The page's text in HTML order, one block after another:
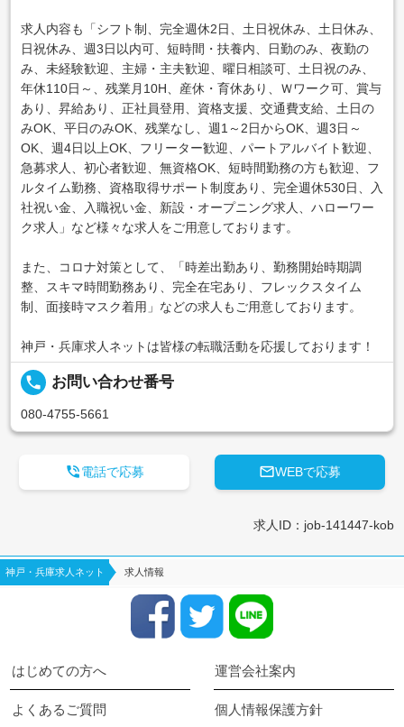
求人内容も「シフト制、完全週休2日、土日祝休み、土日休み、
日祝休み、週3日以内可、短時間・扶養内、日勤のみ、夜勤の
み、未経験歓迎、主婦・主夫歓迎、曜日相談可、土日祝のみ、
年休110日～、残業月10H、産休・育休あり、Ｗワーク可、賞与
あり、昇給あり、正社員登用、資格支援、交通費支給、土日の
みOK、平日のみOK、残業なし、週1～2日からOK、週3日～
OK、週4日以上OK、フリーター歓迎、パートアルバイト歓迎、
急募求人、初心者歓迎、無資格OK、短時間勤務の方も歓迎、フ
ルタイム勤務、資格取得サポート制度あり、完全週休530日、入
社祝い金、入職祝い金、新設・オープニング求人、ハローワー
ク求人」など様々な求人をご用意しております。
また、コロナ対策として、「時差出勤あり、勤務開始時期調
整、スキマ時間勤務あり、完全在宅あり、フレックスタイム
制、面接時マスク着用」などの求人もご用意しております。
神戸・兵庫求人ネットは皆様の転職活動を応援しております！
local_phone お問い合わせ番号
080-4755-5661
WEBで応募
電話で応募
求人ID：job-141447-kob
神戸・兵庫求人ネット 求人情報
はじめての方へ 運営会社案内
よくあるご質問 個人情報保護方針